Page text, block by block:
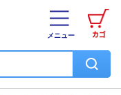
カゴ
メニュー